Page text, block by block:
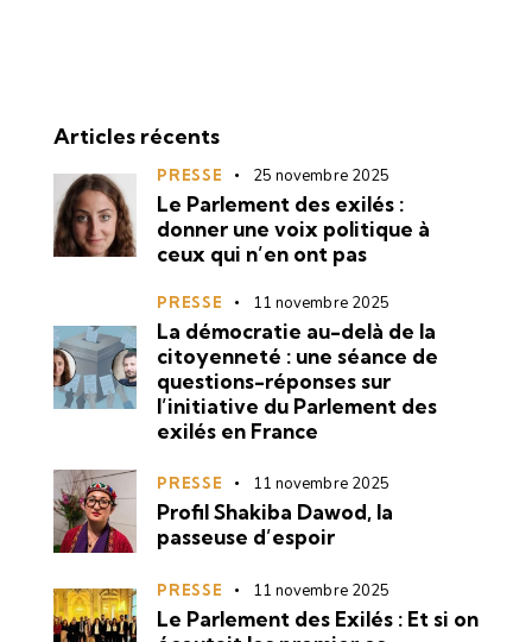
Articles récents
PRESSE 25 novembre 2025
Le Parlement des exilés :
donner une voix politique à
ceux qui n’en ont pas
PRESSE 11 novembre 2025
La démocratie au-delà de la
citoyenneté : une séance de
questions-réponses sur
l’initiative du Parlement des
exilés en France
PRESSE 11 novembre 2025
Profil Shakiba Dawod, la
passeuse d’espoir
PRESSE 11 novembre 2025
Le Parlement des Exilés : Et si on